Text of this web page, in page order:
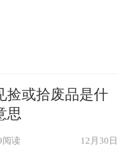
恒和神圣。
析
捡或拾废品是什
思
阅读 12月30日